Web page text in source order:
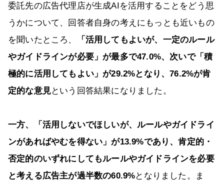
委託先の広告代理店が生成AIを活用することをどう思
うかについて、回答者自身の考えにもっとも近いもの
を聞いたところ、
「活用してもよいが、一定のルール
やガイドラインが必要」が最多で47.0%、次いで「積
極的に活用してもよい」が29.2%となり、76.2%が肯
定的な意見という回答結果になりました。
一方、「活用しないでほしいが、ルールやガイドライ
ンがあればやむを得ない」が13.9%であり、肯定的・
否定的のいずれにしてもルールやガイドラインを必要
と考える広告主が過半数の60.9%となりました。ま